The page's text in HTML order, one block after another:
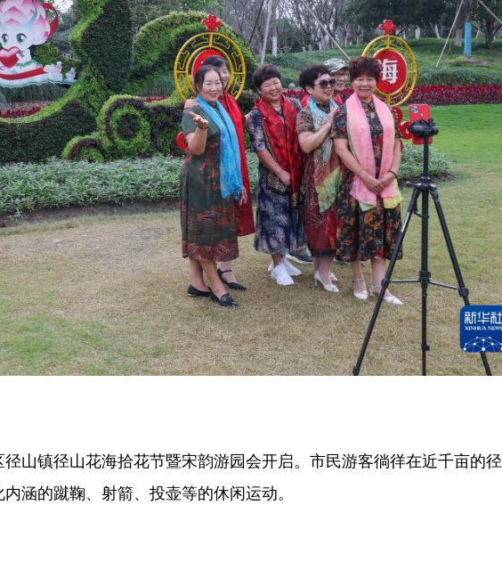
镇径山花海拾花节暨宋韵游园会开启。市民游客徜徉在近千亩的
涵的蹴鞠、射箭、投壶等的休闲运动。